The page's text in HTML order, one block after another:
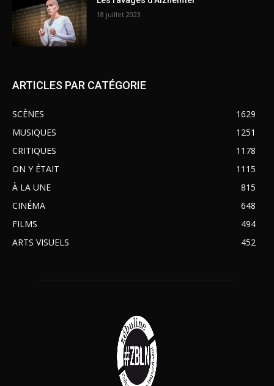
18 juillet 2023
ARTICLES PAR CATÉGORIE
SCÈNES
1629
MUSIQUES
1251
CRITIQUES
1178
ON Y ÉTAIT
1115
À LA UNE
815
CINÉMA
648
FILMS
494
ARTS VISUELS
452